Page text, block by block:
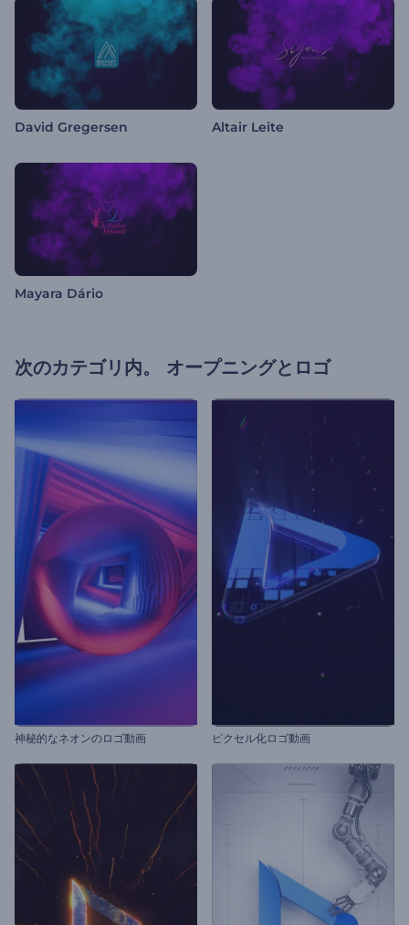
David Gregersen Altair Leite
Mayara Dário
次のカテゴリ内。 オープニングとロゴ
神秘的なネオンのロゴ動画 ピクセル化ロゴ動画